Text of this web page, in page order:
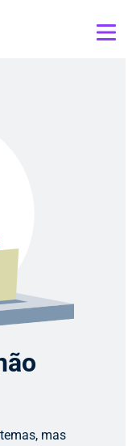
mas